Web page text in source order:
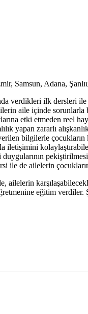
Samsun, Adana,
verdikleri ilk dersleri ile
aile içinde sorunlarla
etki etmeden
yapan zararlı
bilgilerle
iletişimini
ile de ailelerin
ailelerin
eğitim verdiler.